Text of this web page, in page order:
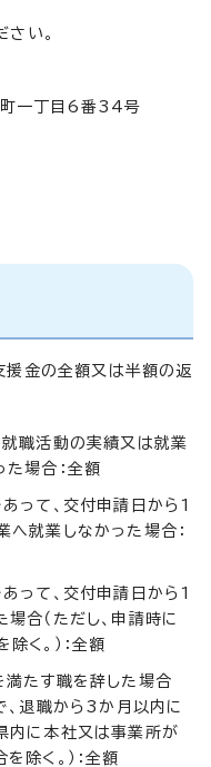
い。
一丁目6番34号
援金の全額又は半額の返
就職活動の実績又は就業
場合：全額
って、交付申請日から1
就業しなかった場合：
って、交付申請日から1
合（ただし、申請時に
く。）：全額
たす職を辞した場合
、退職から3か月以内に
内に本社又は事業所が
除く。）：全額